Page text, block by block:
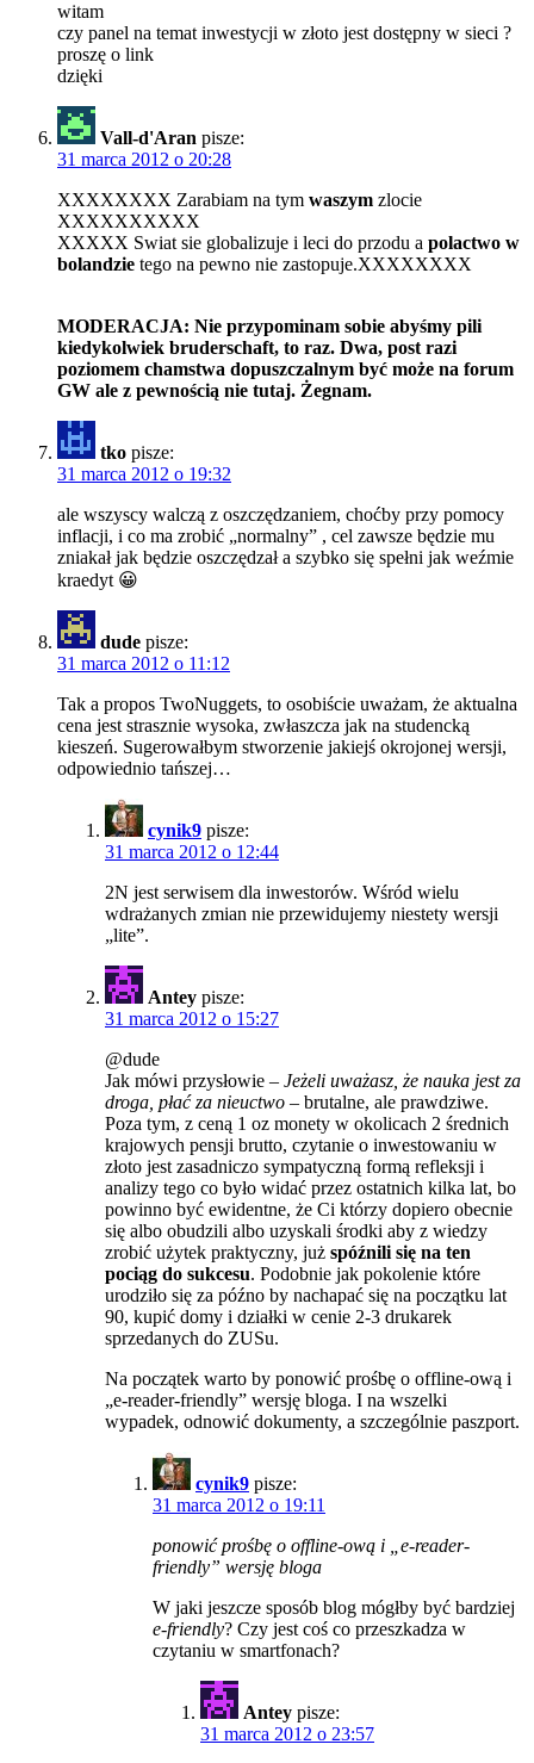
witam
czy panel na temat inwestycji w złoto jest dostępny w sieci ?
proszę o link
dzięki
Vall-d'Aran pisze:
31 marca 2012 o 20:28
XXXXXXXX Zarabiam na tym waszym zlocie
XXXXXXXXXX
XXXXX Swiat sie globalizuje i leci do przodu a polactwo w
bolandzie tego na pewno nie zastopuje.XXXXXXXX
MODERACJA: Nie przypominam sobie abyśmy pili
kiedykolwiek bruderschaft, to raz. Dwa, post razi
poziomem chamstwa dopuszczalnym być może na forum
GW ale z pewnością nie tutaj. Żegnam.
tko pisze:
31 marca 2012 o 19:32
ale wszyscy walczą z oszczędzaniem, choćby przy pomocy
inflacji, i co ma zrobić „normalny” , cel zawsze będzie mu
zniakał jak będzie oszczędzał a szybko się spełni jak weźmie
kraedyt 😀
dude pisze:
31 marca 2012 o 11:12
Tak a propos TwoNuggets, to osobiście uważam, że aktualna
cena jest strasznie wysoka, zwłaszcza jak na studencką
kieszeń. Sugerowałbym stworzenie jakiejś okrojonej wersji,
odpowiednio tańszej…
cynik9 pisze:
31 marca 2012 o 12:44
2N jest serwisem dla inwestorów. Wśród wielu
wdrażanych zmian nie przewidujemy niestety wersji
„lite”.
Antey pisze:
31 marca 2012 o 15:27
@dude
Jak mówi przysłowie – Jeżeli uważasz, że nauka jest za
droga, płać za nieuctwo – brutalne, ale prawdziwe.
Poza tym, z ceną 1 oz monety w okolicach 2 średnich
krajowych pensji brutto, czytanie o inwestowaniu w
złoto jest zasadniczo sympatyczną formą refleksji i
analizy tego co było widać przez ostatnich kilka lat, bo
powinno być ewidentne, że Ci którzy dopiero obecnie
się albo obudzili albo uzyskali środki aby z wiedzy
zrobić użytek praktyczny, już spóźnili się na ten
pociąg do sukcesu. Podobnie jak pokolenie które
urodziło się za późno by nachapać się na początku lat
90, kupić domy i działki w cenie 2-3 drukarek
sprzedanych do ZUSu.
Na początek warto by ponowić prośbę o offline-ową i
„e-reader-friendly” wersję bloga. I na wszelki
wypadek, odnowić dokumenty, a szczególnie paszport.
cynik9 pisze:
31 marca 2012 o 19:11
ponowić prośbę o offline-ową i „e-reader-
friendly” wersję bloga
W jaki jeszcze sposób blog mógłby być bardziej
e-friendly? Czy jest coś co przeszkadza w
czytaniu w smartfonach?
Antey pisze:
31 marca 2012 o 23:57